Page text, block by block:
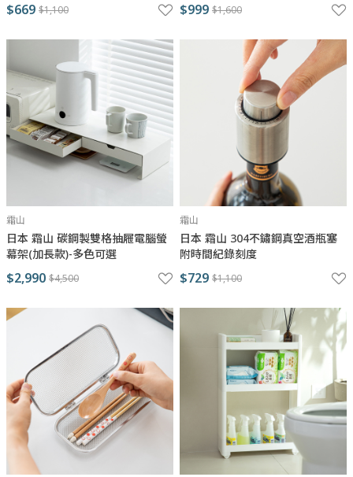
$669 $1,100 $999 $1,600
霜山
日本 霜山 碳鋼製雙格抽屜電腦螢
幕架(加長款)-多色可選
$2,990 $4,500
霜山
日本 霜山 304不鏽鋼真空酒瓶塞
附時間紀錄刻度
$729 $1,100